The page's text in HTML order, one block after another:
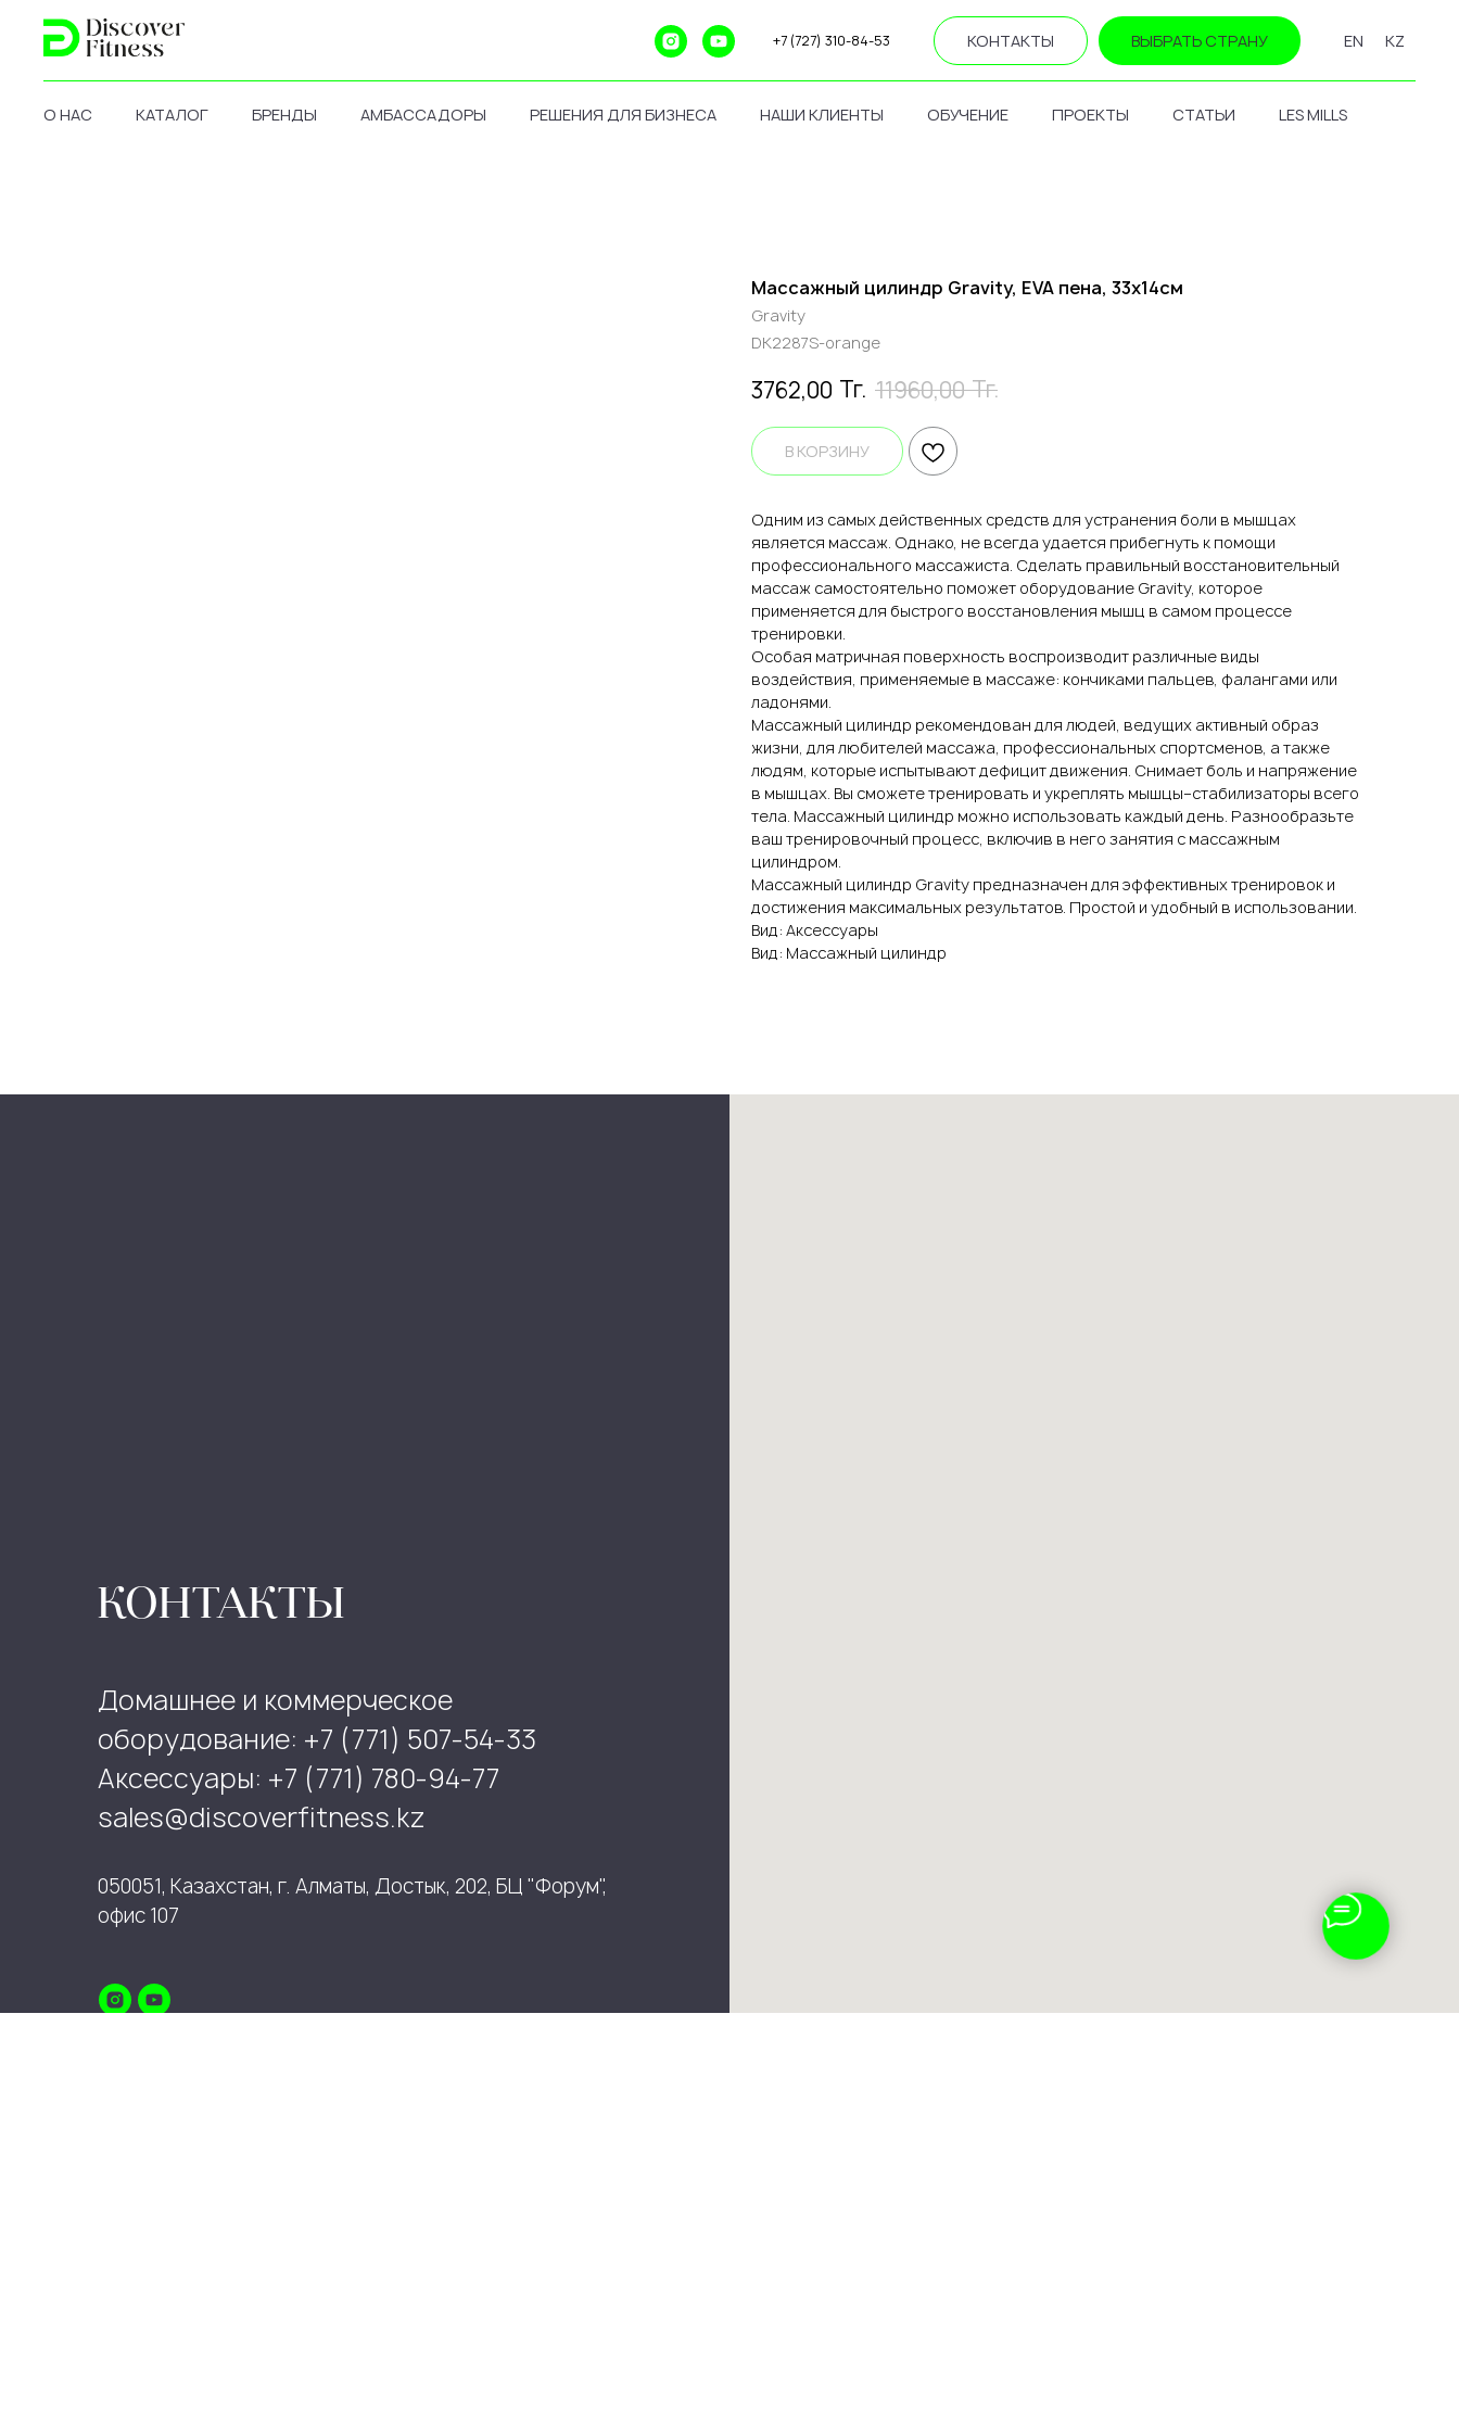
+7 (727) 310-84-53 КОНТАКТЫ ВЫБРАТЬ СТРАНУ EN KZ
О НАС КАТАЛОГ БРЕНДЫ АМБАССАДОРЫ РЕШЕНИЯ ДЛЯ БИЗНЕСА НАШИ КЛИЕНТЫ ОБУЧЕНИЕ ПРОЕКТЫ СТАТЬИ LES MILLS
Массажный цилиндр Gravity, EVA пена, 33х14см
Gravity
DK2287S-orange
3762,00 Тг. 11960,00 Тг.
В КОРЗИНУ
Одним из самых действенных средств для устранения боли в мышцах
является массаж. Однако, не всегда удается прибегнуть к помощи
профессионального массажиста. Сделать правильный восстановительный
массаж самостоятельно поможет оборудование Gravity, которое
применяется для быстрого восстановления мышц в самом процессе
тренировки.
Особая матричная поверхность воспроизводит различные виды
воздействия, применяемые в массаже: кончиками пальцев, фалангами или
ладонями.
Массажный цилиндр рекомендован для людей, ведущих активный образ
жизни, для любителей массажа, профессиональных спортсменов, а также
людям, которые испытывают дефицит движения. Снимает боль и напряжение
в мышцах. Вы сможете тренировать и укреплять мышцы–стабилизаторы всего
тела. Массажный цилиндр можно использовать каждый день. Разнообразьте
ваш тренировочный процесс, включив в него занятия с массажным
цилиндром.
Массажный цилиндр Gravity предназначен для эффективных тренировок и
достижения максимальных результатов. Простой и удобный в использовании.
Вид: Аксессуары
Вид: Массажный цилиндр
КОНТАКТЫ
Домашнее и коммерческое
оборудование: +7 (771) 507-54-33
Аксессуары: +7 (771) 780-94-77
sales@discoverfitness.kz
050051, Казахстан, г. Алматы, Достык, 202, БЦ "Форум",
офис 107